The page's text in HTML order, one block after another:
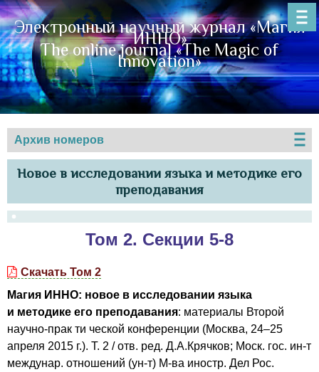
Электронный научный журнал «Магия
ИННО»
The online journal «The Magic of
Innovation»
Архив номеров
Новое в исследовании языка и методике его
преподавания
Том 2. Секции 5-8
Скачать Том 2
Магия ИННО: новое в исследовании языка
и методике его преподавания: материалы Второй
научно-прак ти ческой конференции (Москва, 24–25
апреля 2015 г.). Т. 2 / отв. ред. Д.А.Крячков; Моск. гос. ин-т
междунар. отношений (ун-т) М-ва иностр. Дел Рос.